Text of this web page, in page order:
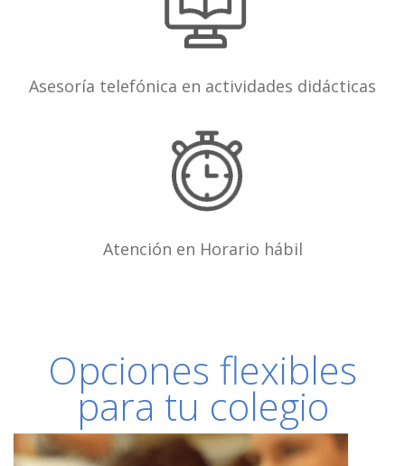
Asesoría telefónica en actividades didácticas
Atención en Horario hábil
Opciones flexibles
para tu colegio